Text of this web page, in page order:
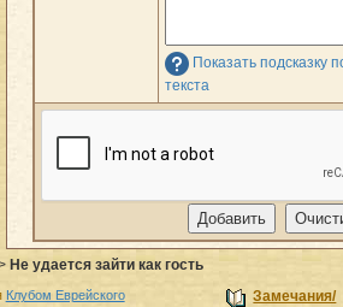
Показать подсказку
текста
Не удается зайти как гость
Замечания/
Клубом Еврейского